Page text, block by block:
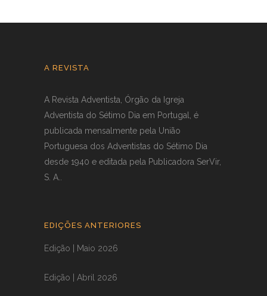
A REVISTA
A Revista Adventista, Órgão da Igreja
Adventista do Sétimo Dia em Portugal, é
publicada mensalmente pela União
Portuguesa dos Adventistas do Sétimo Dia
desde 1940 e editada pela Publicadora SerVir,
S. A..
EDIÇÕES ANTERIORES
Edição | Maio 2026
Edição | Abril 2026